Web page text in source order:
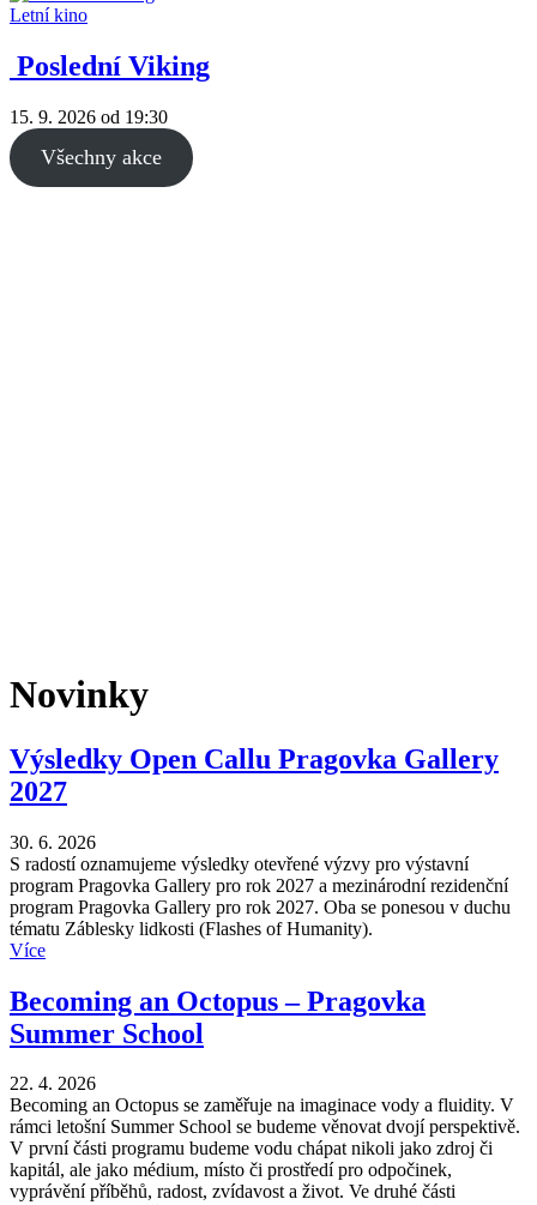
Letní kino
Poslední Viking
15. 9. 2026 od 19:30
Všechny akce
Novinky
Výsledky Open Callu Pragovka Gallery
2027
30. 6. 2026
S radostí oznamujeme výsledky otevřené výzvy pro výstavní
program Pragovka Gallery pro rok 2027 a mezinárodní rezidenční
program Pragovka Gallery pro rok 2027. Oba se ponesou v duchu
tématu Záblesky lidkosti (Flashes of Humanity).
Více
Becoming an Octopus – Pragovka
Summer School
22. 4. 2026
Becoming an Octopus se zaměřuje na imaginace vody a fluidity. V
rámci letošní Summer School se budeme věnovat dvojí perspektivě.
V první části programu budeme vodu chápat nikoli jako zdroj či
kapitál, ale jako médium, místo či prostředí pro odpočinek,
vyprávění příběhů, radost, zvídavost a život. Ve druhé části